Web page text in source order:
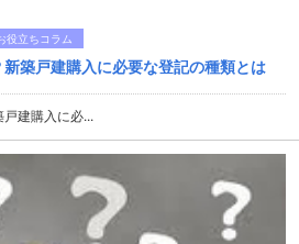
役立ちコラム
築戸建購入に必要な登記の種類とは
建購入に必...